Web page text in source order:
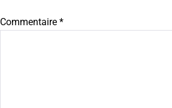
Commentaire *